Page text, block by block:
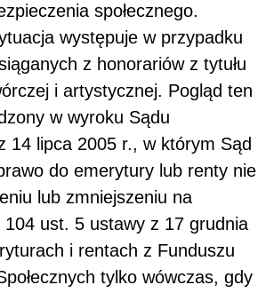
społecznego.
występuje w przypadku
z honorariów z tytułu
i artystycznej. Pogląd ten
w wyroku Sądu
14 lipca 2005 r., w którym Sąd
do emerytury lub renty nie
lub zmniejszeniu na
ust. 5 ustawy z 17 grudnia
i rentach z Funduszu
tylko wówczas, gdy